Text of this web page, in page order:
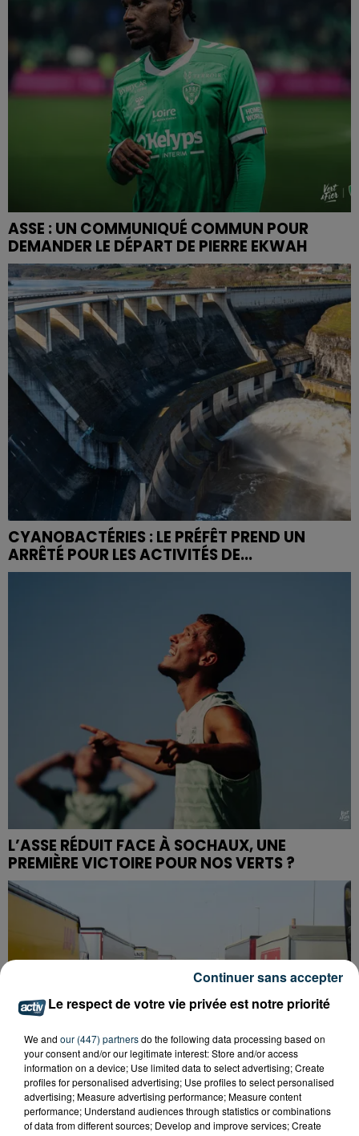
ASSE : UN COMMUNIQUÉ COMMUN POUR
DEMANDER LE DÉPART DE PIERRE EKWAH
CYANOBACTÉRIES : LE PRÉFÊT PREND UN
ARRÊTÉ POUR LES ACTIVITÉS DE...
L’ASSE RÉDUIT FACE À SOCHAUX, UNE
PREMIÈRE VICTOIRE POUR NOS VERTS ?
Le respect de votre vie privée est notre priorité
We and our (447) partnersdo the following data processing based on
your consent and/or our legitimate interest: Store and/or access
information on a device; Use limited data to select advertising; Create
profiles for personalised advertising; Use profiles to select personalised
advertising; Measure advertising performance; Measure content
performance; Understand audiences through statistics or combinations
of data from different sources; Develop and improve services; Create
Continuer sans accepter